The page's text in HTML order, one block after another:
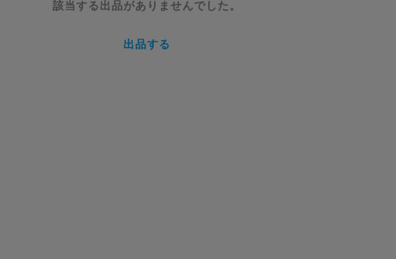
該当する出品がありませんでした。
出品する